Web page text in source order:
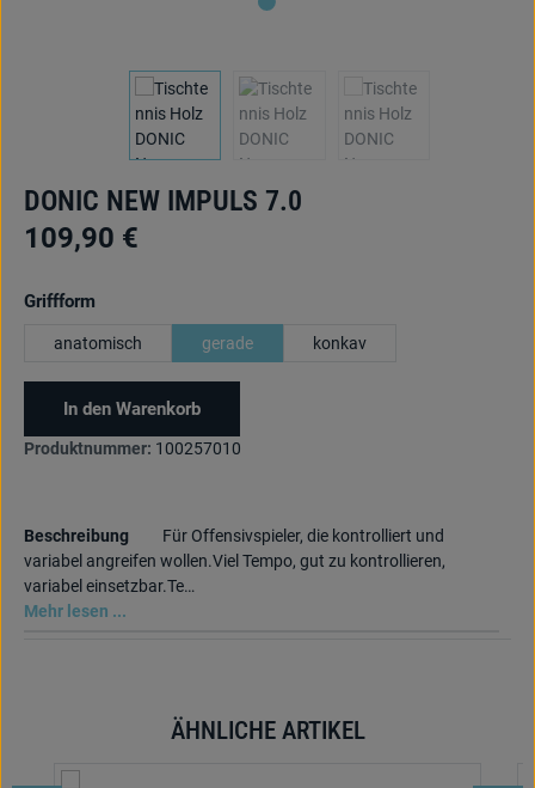
DONIC NEW IMPULS 7.0
109,90 €
Griffform
anatomisch gerade konkav
In den Warenkorb
Produktnummer: 100257010
Beschreibung
Für Offensivspieler, die kontrolliert und
variabel angreifen wollen.Viel Tempo, gut zu kontrollieren,
variabel einsetzbar.Te…
Mehr lesen ...
Produktgalerie überspringenÄHNLICHE ARTIKEL